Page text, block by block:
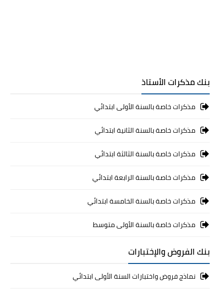
بنك مذكرات الأستاذ
مذكرات خاصة بالسنة الأولى ابتدائي
مذكرات خاصة بالسنة الثانية ابتدائي
مذكرات خاصة بالسنة الثالثة ابتدائي
مذكرات خاصة بالسنة الرابعة ابتدائي
مذكرات خاصة بالسنة الخامسة ابتدائي
مذكرات خاصة بالسنة الأولى متوسط
بنك الفروض والإختبارات
نماذج فروض واختبارات السنة الأولى ابتدائي